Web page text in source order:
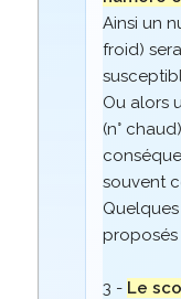
Ainsi un
froid)
Ou alors
(n°
souvent
proposés
3 - Le